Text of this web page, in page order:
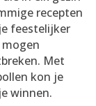
recepten
feestelijker
Met
kon je
winnen.